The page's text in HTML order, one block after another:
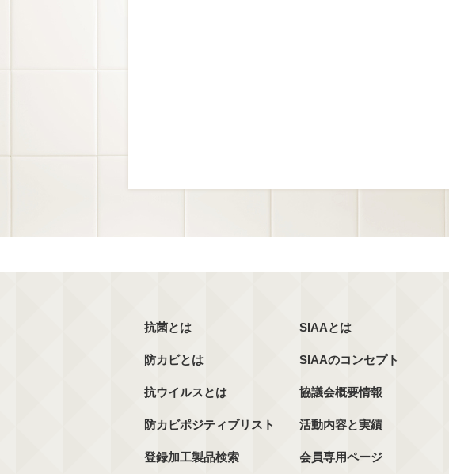
抗菌とは
防カビとは
抗ウイルスとは
防カビポジティブリスト
登録加工製品検索
SIAAとは
SIAAのコンセプト
協議会概要情報
活動内容と実績
会員専用ページ